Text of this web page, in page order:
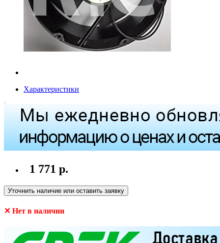
Характеристики
1 771 р.
Уточнить наличие или оставить заявку
✕ Нет в наличии